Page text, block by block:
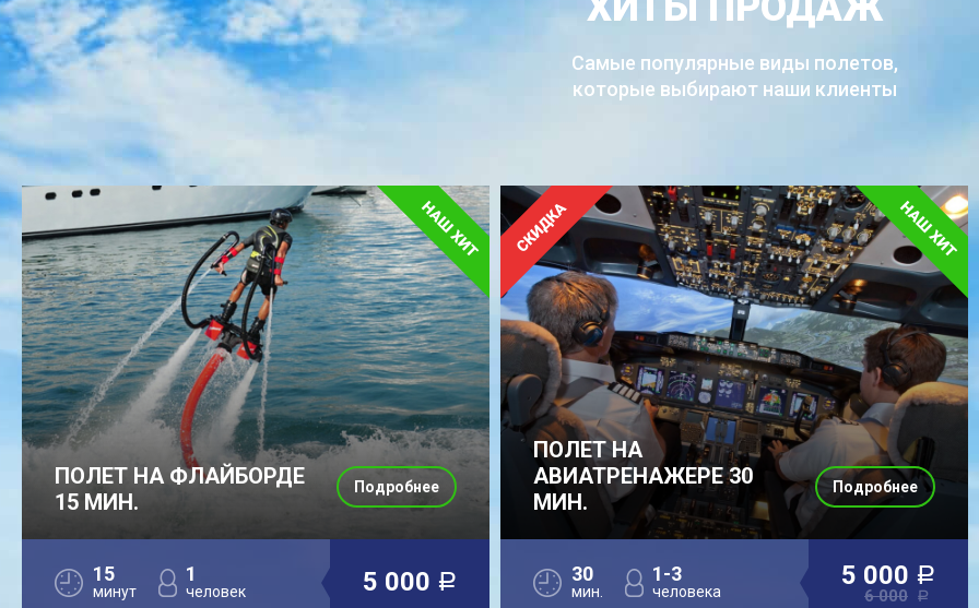
Самые популярные виды полетов,
которые выбирают наши клиенты
ПОЛЕТ НА ФЛАЙБОРДЕ
15 МИН.
15
минут
1
человек 5 000 a
Подробнее
ПОЛЕТ НА
АВИАТРЕНАЖЕРЕ 30
МИН.
30
мин.
1-3
человека
5 000 a
6 000 a
Подробнее